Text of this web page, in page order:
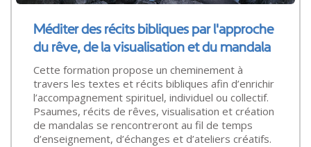
Méditer des récits bibliques par l'approche
du rêve, de la visualisation et du mandala
Cette formation propose un cheminement à
travers les textes et récits bibliques afin d’enrichir
l’accompagnement spirituel, individuel ou collectif.
Psaumes, récits de rêves, visualisation et création
de mandalas se rencontreront au fil de temps
d’enseignement, d’échanges et d’ateliers créatifs.